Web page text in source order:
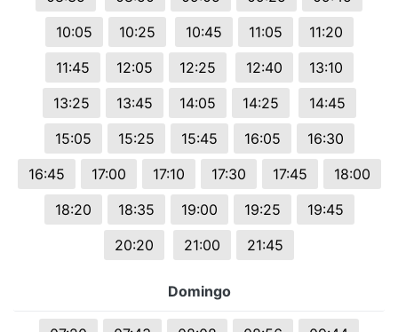
10:05
10:25 10:45 11:05
11:20
11:45
12:05 12:25 12:40
13:10
13:25
13:45 14:05 14:25
14:45
15:05
15:25 15:45 16:05
16:30
16:45
17:00 17:10 17:30 17:45
18:00
18:20
18:35 19:00 19:25
19:45
20:20
21:00 21:45
Domingo